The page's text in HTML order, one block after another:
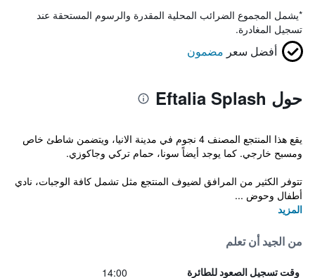
*يشمل المجموع الضرائب المحلية المقدرة والرسوم المستحقة عند
تسجيل المغادرة.
أفضل سعر مضمون
حول Eftalia Splash
يقع هذا المنتجع المصنف 4 نجوم في مدينة الانيا، ويتضمن شاطئ خاص
ومسبح خارجي. كما يوجد أيضاً سونا، حمام تركي وجاكوزي.
تتوفر الكثير من المرافق لضيوف المنتجع مثل تشمل كافة الوجبات، نادي
أطفال وحوض ...
المزيد
من الجيد أن تعلم
وقت تسجيل الصعود للطائرة 14:00